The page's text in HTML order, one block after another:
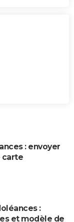
: envoyer
carte
:
et modèle de